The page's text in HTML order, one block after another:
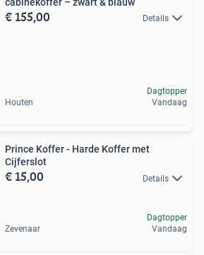
€ 155,00 Details
Houten
Dagtopper
Vandaag
Prince Koffer - Harde Koffer met
Cijferslot
€ 15,00 Details
Zevenaar
Dagtopper
Vandaag